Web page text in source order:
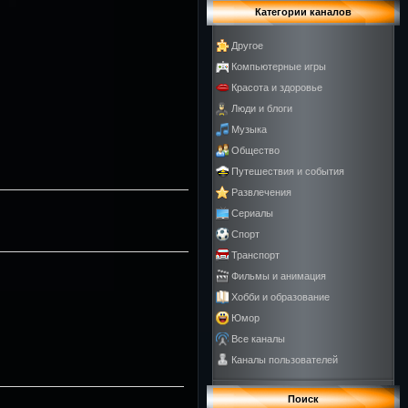
Категории каналов
Другое
Компьютерные игры
Красота и здоровье
Люди и блоги
Музыка
Общество
Путешествия и события
Развлечения
Сериалы
Спорт
Транспорт
Фильмы и анимация
Хобби и образование
Юмор
Все каналы
Каналы пользователей
Поиск